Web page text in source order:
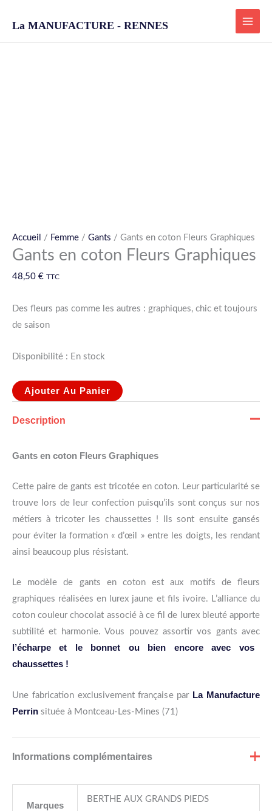
contenu
La MANUFACTURE - RENNES
Accueil / Femme / Gants / Gants en coton Fleurs Graphiques
Gants en coton Fleurs Graphiques
48,50 € TTC
Des fleurs pas comme les autres : graphiques, chic et toujours
de saison
Disponibilité : En stock
Ajouter Au Panier
Description
Gants en coton Fleurs Graphiques
Cette paire de gants est tricotée en coton. Leur particularité se
trouve lors de leur confection puisqu’ils sont conçus sur nos
métiers à tricoter les chaussettes ! Ils sont ensuite gansés
pour éviter la formation « d’œil » entre les doigts, les rendant
ainsi beaucoup plus résistant.
Le modèle de gants en coton est aux motifs de fleurs
graphiques réalisées en lurex jaune et fils ivoire. L’alliance du
coton couleur chocolat associé à ce fil de lurex bleuté apporte
subtilité et harmonie. Vous pouvez assortir vos gants avec
l’écharpe et le bonnet ou bien encore avec vos
chaussettes !
Une fabrication exclusivement française par La Manufacture
Perrin située à Montceau-Les-Mines (71)
Informations complémentaires
Marques
BERTHE AUX GRANDS PIEDS